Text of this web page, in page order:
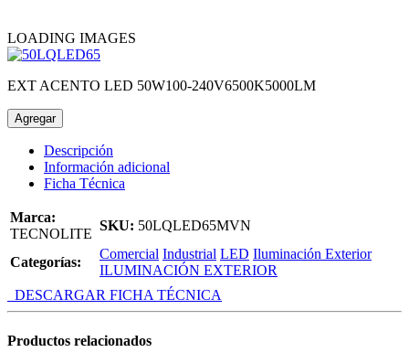
LOADING IMAGES
EXT ACENTO LED 50W100-240V6500K5000LM
Agregar
Descripción
Información adicional
Ficha Técnica
Marca:
TECNOLITE
SKU: 50LQLED65MVN
Categorías:
Comercial Industrial LED Iluminación Exterior
ILUMINACIÓN EXTERIOR
DESCARGAR FICHA TÉCNICA
Productos relacionados